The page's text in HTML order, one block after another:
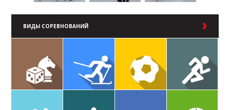
ВИДЫ СОРЕВНОВАНИЙ